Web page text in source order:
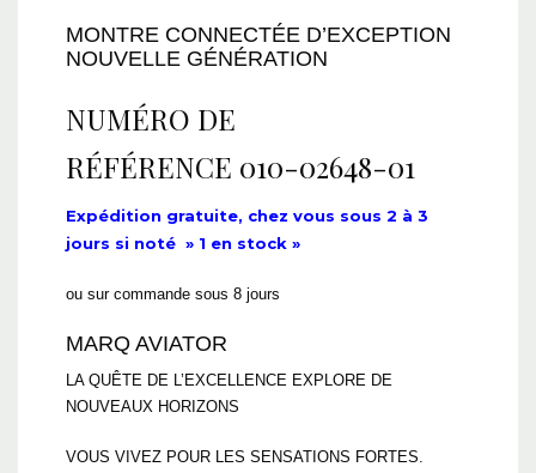
MONTRE CONNECTÉE D’EXCEPTION
NOUVELLE GÉNÉRATION
NUMÉRO DE
RÉFÉRENCE 010-02648-01
Expédition gratuite, chez vous sous 2 à 3
jours si noté » 1 en stock »
ou sur commande sous 8 jours
MARQ AVIATOR
LA QUÊTE DE L’EXCELLENCE EXPLORE DE
NOUVEAUX HORIZONS
VOUS VIVEZ POUR LES SENSATIONS FORTES.